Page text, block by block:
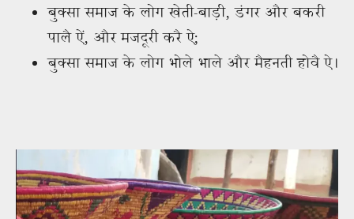
बुक्सा समाज के लोग खेती-बाड़ी, डंगर और बकरी
पालै ऐं, और मजदूरी करै ऐ;
बुक्सा समाज के लोग भोले भाले और मैहनती होवै ऐ।